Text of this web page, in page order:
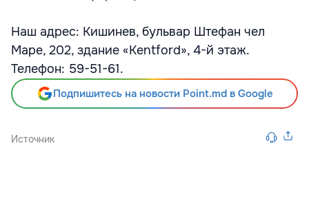
Наш адрес: Кишинев, бульвар Штефан чел
Маре, 202, здание «Kentford», 4-й этаж.
Телефон: 59-51-61.
Подпишитесь на новости Point.md в Google
Источник